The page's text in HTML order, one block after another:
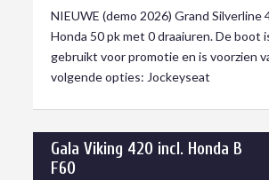
NIEUWE (demo 2026) Grand Silverline
Honda 50 pk met 0 draaiuren. De boot
gebruikt voor promotie en is voorzien
volgende opties: Jockeyseat
Gala Viking 420 incl. Honda B
F60